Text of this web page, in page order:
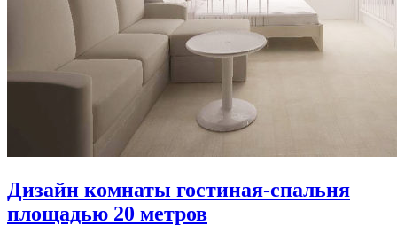
Дизайн комнаты гостиная-спальня
площадью 20 метров